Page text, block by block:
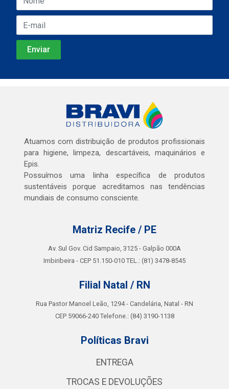
Atuamos com distribuição de produtos profissionais
para higiene, limpeza, descartáveis, maquinários e
Epis.
Possuímos uma linha específica de produtos
sustentáveis porque acreditamos nas tendências
mundiais de consumo consciente.
Matriz Recife / PE
Av. Sul Gov. Cid Sampaio, 3125 - Galpão 000A
Imbiribeira - CEP 51.150-010 TEL.: (81) 3478-8545
Filial Natal / RN
Rua Pastor Manoel Leão, 1294 - Candelária, Natal - RN
CEP 59066-240 Telefone.: (84) 3190-1138
Políticas Bravi
ENTREGA
TROCAS E DEVOLUÇÕES